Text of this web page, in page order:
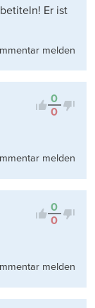
Er ist
melden
0
0
melden
0
0
melden